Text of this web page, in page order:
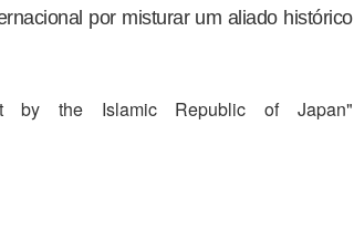
por misturar um aliado histórico
by the Islamic Republic of Japan"